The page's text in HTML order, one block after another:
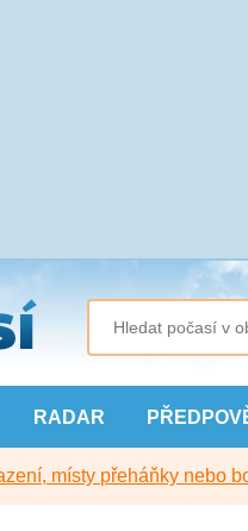
RADAR
místy přeháňky nebo